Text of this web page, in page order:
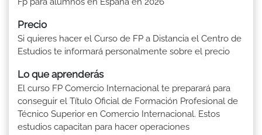
Precio
Si quieres hacer el Curso de FP a Distancia el Centro de
Estudios te informará personalmente sobre el precio
Lo que aprenderás
El curso FP Comercio Internacional te preparará para
conseguir el Título Oficial de Formación Profesional de
Técnico Superior en Comercio Internacional. Estos
estudios capacitan para hacer operaciones